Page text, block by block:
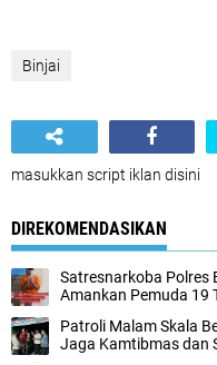
Binjai
masukkan script iklan disini
DIREKOMENDASIKAN
Satresnarkoba Polres
Amankan Pemuda 19
Patroli Malam Skala
Jaga Kamtibmas dan